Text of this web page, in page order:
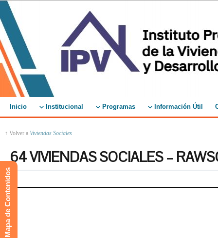
Inicio Institucional Programas Información Útil
↑ Volver a Viviendas Sociales
64 VIVIENDAS SOCIALES –
Mapa de Contenidos